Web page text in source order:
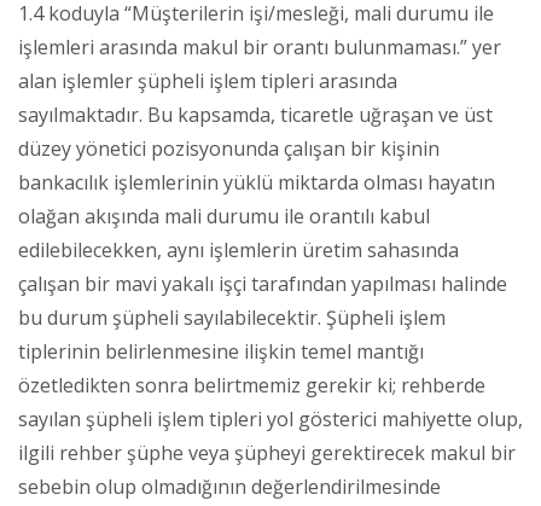
1.4 koduyla “Müşterilerin işi/mesleği, mali durumu ile
işlemleri arasında makul bir orantı bulunmaması.” yer
alan işlemler şüpheli işlem tipleri arasında
sayılmaktadır. Bu kapsamda, ticaretle uğraşan ve üst
düzey yönetici pozisyonunda çalışan bir kişinin
bankacılık işlemlerinin yüklü miktarda olması hayatın
olağan akışında mali durumu ile orantılı kabul
edilebilecekken, aynı işlemlerin üretim sahasında
çalışan bir mavi yakalı işçi tarafından yapılması halinde
bu durum şüpheli sayılabilecektir. Şüpheli işlem
tiplerinin belirlenmesine ilişkin temel mantığı
özetledikten sonra belirtmemiz gerekir ki; rehberde
sayılan şüpheli işlem tipleri yol gösterici mahiyette olup,
ilgili rehber şüphe veya şüpheyi gerektirecek makul bir
sebebin olup olmadığının değerlendirilmesinde